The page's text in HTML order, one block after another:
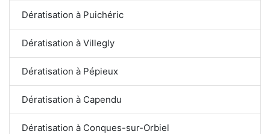
Dératisation à Puichéric
Dératisation à Villegly
Dératisation à Pépieux
Dératisation à Capendu
Dératisation à Conques-sur-Orbiel